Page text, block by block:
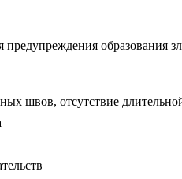
образования
швов, отсутствие